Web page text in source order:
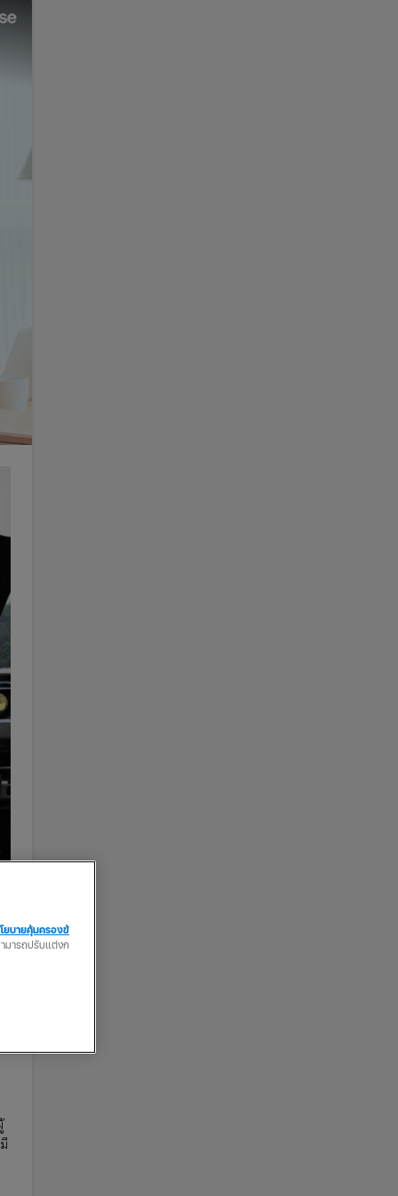
ยบายคุ้มครองข้
มารถปรับแต่งก